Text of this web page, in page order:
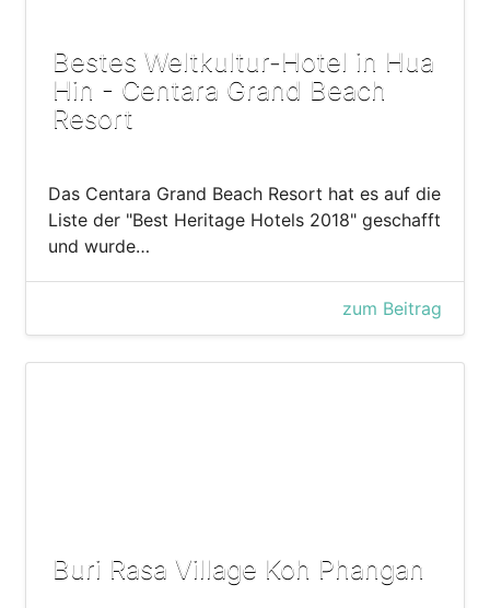
Bestes Weltkultur-Hotel in Hua
Hin - Centara Grand Beach
Resort
Das Centara Grand Beach Resort hat es auf die
Liste der "Best Heritage Hotels 2018" geschafft
und wurde…
zum Beitrag
Buri Rasa Village Koh Phangan